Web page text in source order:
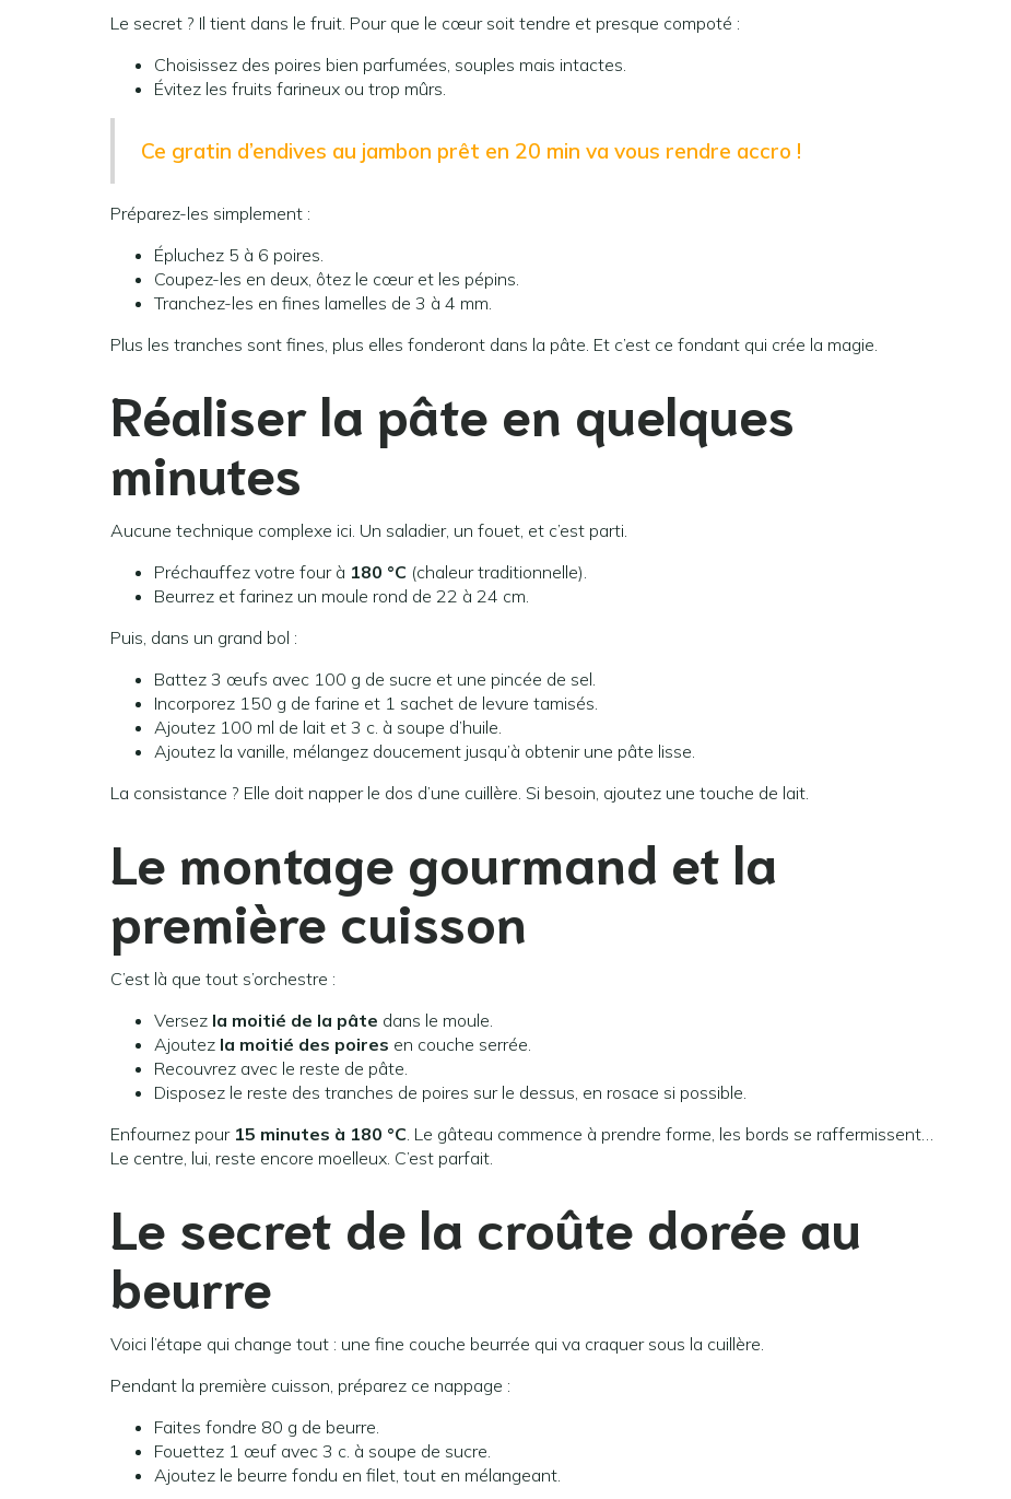
Le secret ? Il tient dans le fruit. Pour que le cœur soit tendre et presque compoté :
Choisissez des poires bien parfumées, souples mais intactes.
Évitez les fruits farineux ou trop mûrs.
Ce gratin d’endives au jambon prêt en 20 min va vous rendre accro !
Préparez-les simplement :
Épluchez 5 à 6 poires.
Coupez-les en deux, ôtez le cœur et les pépins.
Tranchez-les en fines lamelles de 3 à 4 mm.
Plus les tranches sont fines, plus elles fonderont dans la pâte. Et c’est ce fondant qui crée la magie.
Réaliser la pâte en quelques
minutes
Aucune technique complexe ici. Un saladier, un fouet, et c’est parti.
Préchauffez votre four à 180 °C (chaleur traditionnelle).
Beurrez et farinez un moule rond de 22 à 24 cm.
Puis, dans un grand bol :
Battez 3 œufs avec 100 g de sucre et une pincée de sel.
Incorporez 150 g de farine et 1 sachet de levure tamisés.
Ajoutez 100 ml de lait et 3 c. à soupe d’huile.
Ajoutez la vanille, mélangez doucement jusqu’à obtenir une pâte lisse.
La consistance ? Elle doit napper le dos d’une cuillère. Si besoin, ajoutez une touche de lait.
Le montage gourmand et la
première cuisson
C’est là que tout s’orchestre :
Versez la moitié de la pâte dans le moule.
Ajoutez la moitié des poires en couche serrée.
Recouvrez avec le reste de pâte.
Disposez le reste des tranches de poires sur le dessus, en rosace si possible.
Enfournez pour 15 minutes à 180 °C. Le gâteau commence à prendre forme, les bords se raffermissent…
Le centre, lui, reste encore moelleux. C’est parfait.
Le secret de la croûte dorée au
beurre
Voici l’étape qui change tout : une fine couche beurrée qui va craquer sous la cuillère.
Pendant la première cuisson, préparez ce nappage :
Faites fondre 80 g de beurre.
Fouettez 1 œuf avec 3 c. à soupe de sucre.
Ajoutez le beurre fondu en filet, tout en mélangeant.